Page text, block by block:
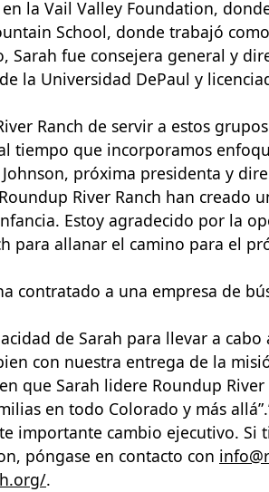
la Vail Valley Foundation,
School, donde trabajó
fue consejera general y
la Universidad DePaul y
Ranch de servir a estos
tiempo que incorporamos
próxima presidenta y
River Ranch han creado
Estoy agradecido por la
para allanar el camino para el
contratado a una empresa de
de Sarah para llevar a
con nuestra entrega de la
que Sarah lidere Roundup
en todo Colorado y más
importante cambio ejecutivo.
póngase en contacto con
.